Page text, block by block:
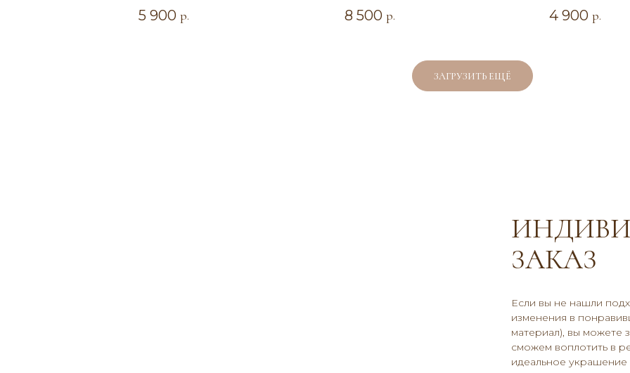
5 900 р.
8 500 р.
4 900 р.
ЗАГРУЗИТЬ ЕЩЁ
Если вы не нашли
изменения в
материал), вы можете
сможем воплотить в
идеальное украшение
ЗАКАЗ